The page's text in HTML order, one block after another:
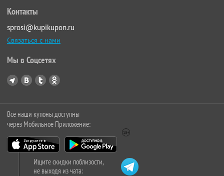
Контакты
sprosi@kupikupon.ru
Связаться с нами
Мы в Соцсетях
Все наши купоны доступны
через Мобильное Приложение:
Ищите скидки поблизости,
не выходя из чата: